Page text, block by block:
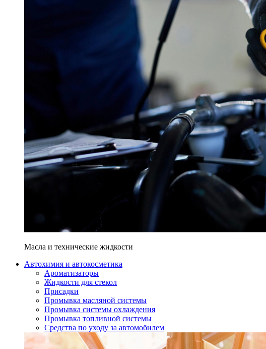
Масла и технические жидкости
Автохимия и автокосметика
Ароматизаторы
Жидкости для стекол
Присадки
Промывка масляной системы
Промывка системы охлаждения
Промывка топливной системы
Средства по уходу за автомобилем